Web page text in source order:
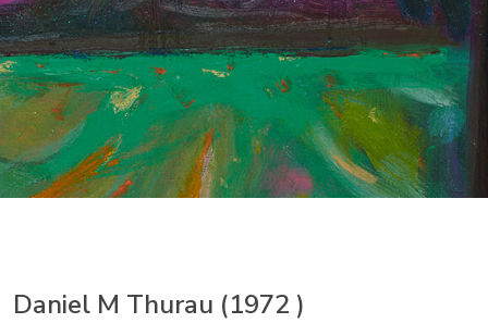
Daniel M Thurau (1972 )